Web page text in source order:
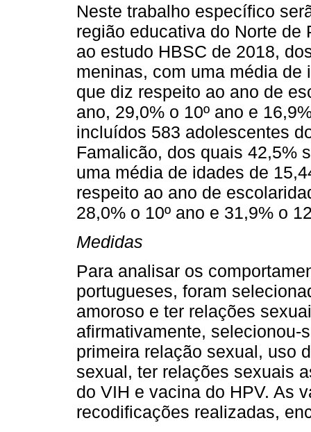
Neste trabalho específico
região educativa do Norte de
ao estudo HBSC de 2018,
meninas, com uma média de
que diz respeito ao ano de
ano, 29,0% o 10º ano e
incluídos 583 adolescentes
Famalicão, dos quais 42,5%
uma média de idades de
respeito ao ano de
28,0% o 10º ano e 31,9% o
Medidas
Para analisar os
portugueses, foram
amoroso e ter relações
afirmativamente, selecionou-
primeira relação sexual, uso
sexual, ter relações sexuais
do VIH e vacina do HPV. As
recodificações realizadas,